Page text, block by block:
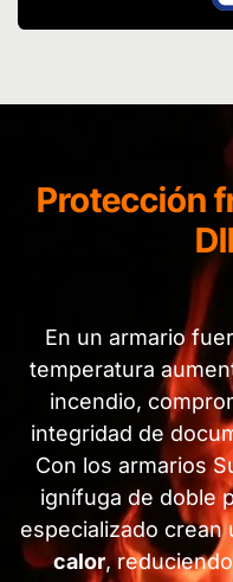
Protección
En un armario
temperatura
incendio,
integridad de
Con los armarios
ignífuga de doble
especializado crean
calor,